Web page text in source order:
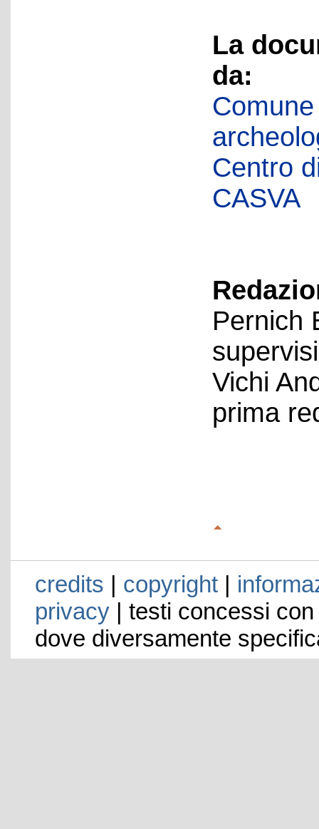
La
da:
Centro
CASVA
Pernich
Vichi
prima
credits | copyright|
privacy| testi concessi
dove diversamente